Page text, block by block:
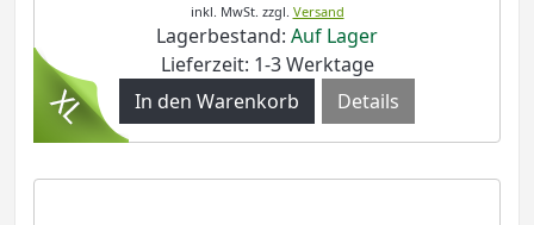
inkl. MwSt. zzgl. Versand
Lagerbestand: Auf Lager
Lieferzeit: 1-3 Werktage
Details